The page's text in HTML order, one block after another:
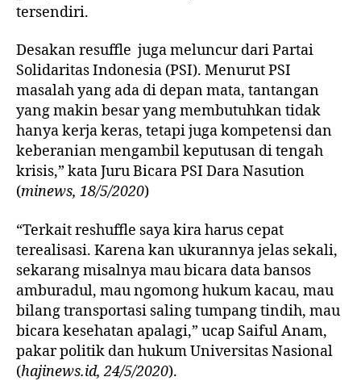
tersendiri.
Desakan resuffle juga meluncur dari Partai
Solidaritas Indonesia (PSI). Menurut PSI
masalah yang ada di depan mata, tantangan
yang makin besar yang membutuhkan tidak
hanya kerja keras, tetapi juga kompetensi dan
keberanian mengambil keputusan di tengah
krisis,” kata Juru Bicara PSI Dara Nasution
(minews, 18/5/2020)
“Terkait reshuffle saya kira harus cepat
terealisasi. Karena kan ukurannya jelas sekali,
sekarang misalnya mau bicara data bansos
amburadul, mau ngomong hukum kacau, mau
bilang transportasi saling tumpang tindih, mau
bicara kesehatan apalagi,” ucap Saiful Anam,
pakar politik dan hukum Universitas Nasional
(hajinews.id, 24/5/2020).